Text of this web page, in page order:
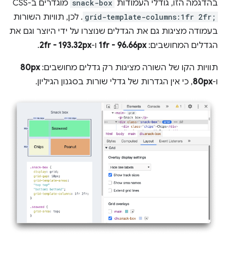
בהדגמה הזו, גודלי העמודות snack-box מוגדרים ב-CSS
grid-template-columns:1fr 2fr; . לכן, תוויות השורות
בעמודה מציגות גם את הגדלים שנוצרו על ידי היוצר וגם את
הגדלים המחושבים:1fr - 96.66px ו-2fr - 193.32px
.
תוויות הקו של השורה מציגות רק גדלים מחושבים:80px
ו-80px, כי אין הגדרות של גדלי שורות בסגנון הגיליון.